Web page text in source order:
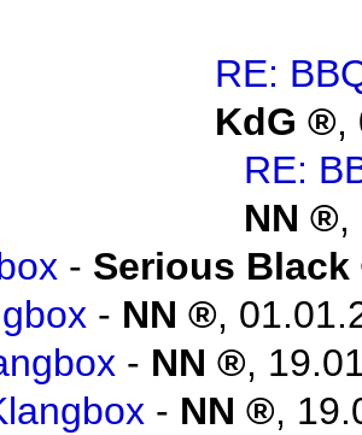
RE:
KdG
,
RE:
NN
,
- Serious Black
- NN ,
- NN ,
- NN ,